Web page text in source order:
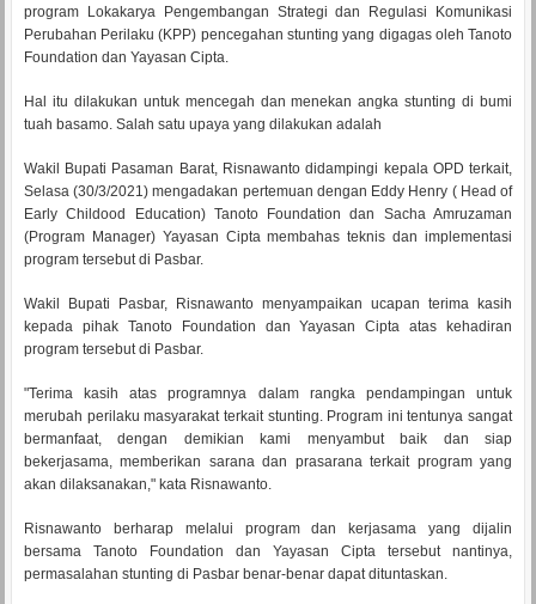
program Lokakarya Pengembangan Strategi dan Regulasi Komunikasi
Perubahan Perilaku (KPP) pencegahan stunting yang digagas oleh Tanoto
Foundation dan Yayasan Cipta.
Hal itu dilakukan untuk mencegah dan menekan angka stunting di bumi
tuah basamo. Salah satu upaya yang dilakukan adalah
Wakil Bupati Pasaman Barat, Risnawanto didampingi kepala OPD terkait,
Selasa (30/3/2021) mengadakan pertemuan dengan Eddy Henry ( Head of
Early Childood Education) Tanoto Foundation dan Sacha Amruzaman
(Program Manager) Yayasan Cipta membahas teknis dan implementasi
program tersebut di Pasbar.
Wakil Bupati Pasbar, Risnawanto menyampaikan ucapan terima kasih
kepada pihak Tanoto Foundation dan Yayasan Cipta atas kehadiran
program tersebut di Pasbar.
"Terima kasih atas programnya dalam rangka pendampingan untuk
merubah perilaku masyarakat terkait stunting. Program ini tentunya sangat
bermanfaat, dengan demikian kami menyambut baik dan siap
bekerjasama, memberikan sarana dan prasarana terkait program yang
akan dilaksanakan," kata Risnawanto.
Risnawanto berharap melalui program dan kerjasama yang dijalin
bersama Tanoto Foundation dan Yayasan Cipta tersebut nantinya,
permasalahan stunting di Pasbar benar-benar dapat dituntaskan.